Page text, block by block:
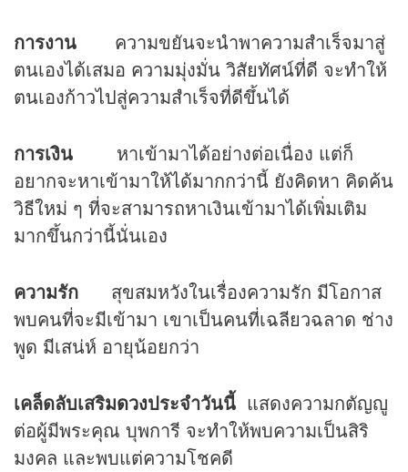
การงาน ความขยันจะนำพาความสำเร็จมาสู่
ตนเองได้เสมอ ความมุ่งมั่น วิสัยทัศน์ที่ดี จะทำให้
ตนเองก้าวไปสู่ความสำเร็จที่ดีขึ้นได้
การเงิน หาเข้ามาได้อย่างต่อเนื่อง แต่ก็
อยากจะหาเข้ามาให้ได้มากกว่านี้ ยังคิดหา คิดค้น
วิธีใหม่ ๆ ที่จะสามารถหาเงินเข้ามาได้เพิ่มเติม
มากขึ้นกว่านี้นั่นเอง
ความรัก สุขสมหวังในเรื่องความรัก มีโอกาส
พบคนที่จะมีเข้ามา เขาเป็นคนที่เฉลียวฉลาด ช่าง
พูด มีเสน่ห์ อายุน้อยกว่า
เคล็ดลับเสริมดวงประจำวันนี้ แสดงความกตัญญู
ต่อผู้มีพระคุณ บุพการี จะทำให้พบความเป็นสิริ
มงคล และพบแต่ความโชคดี